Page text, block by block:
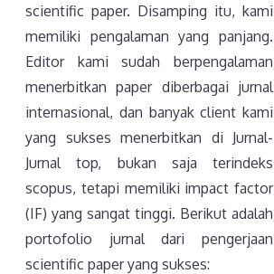
scientific paper. Disamping itu, kami
memiliki pengalaman yang panjang.
Editor kami sudah berpengalaman
menerbitkan paper diberbagai jurnal
internasional, dan banyak client kami
yang sukses menerbitkan di Jurnal-
Jurnal top, bukan saja terindeks
scopus, tetapi memiliki impact factor
(IF) yang sangat tinggi. Berikut adalah
portofolio jurnal dari pengerjaan
scientific paper yang sukses: